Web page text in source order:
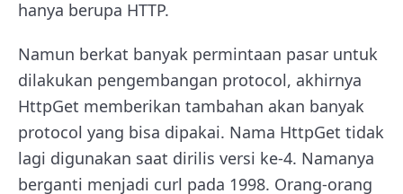
hanya berupa HTTP.
Namun berkat banyak permintaan pasar untuk
dilakukan pengembangan protocol, akhirnya
HttpGet memberikan tambahan akan banyak
protocol yang bisa dipakai. Nama HttpGet tidak
lagi digunakan saat dirilis versi ke-4. Namanya
berganti menjadi curl pada 1998. Orang-orang